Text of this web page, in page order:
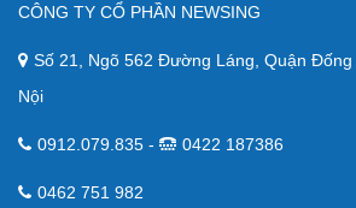
CÔNG TY CỔ PHẦN NEWSING
Số 21, Ngõ 562 Đường Láng, Quận
Nội
0912.079.835 - 0422 187386
0462 751 982